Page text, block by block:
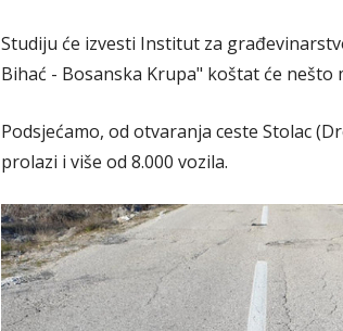
Studiju će izvesti Institut za
Bihać - Bosanska Krupa" koštat će nešto
Podsjećamo, od otvaranja ceste Stolac
prolazi i više od 8.000 vozila.